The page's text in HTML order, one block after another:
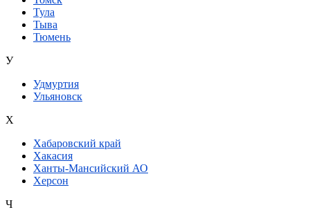
Тула
Тыва
Тюмень
У
Удмуртия
Ульяновск
Х
Хабаровский край
Хакасия
Ханты-Мансийский АО
Херсон
Ч